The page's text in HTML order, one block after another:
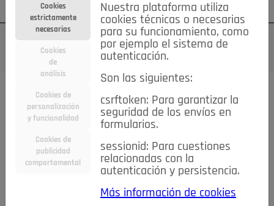
Su cuenta Regístrese ¿Olvidó su contraseña?
Cookies
estrictamente
necesarias
Cookies
de
análisis
Cookies de
personalización
y funcionalidad
Cookies de
publicidad
comportamental
Nuestra plataforma utiliza
cookies técnicas o necesarias
para su funcionamiento, como
por ejemplo el sistema de
autenticación.
Son las siguientes:
csrftoken: Para garantizar la
seguridad de los envíos en
formularios.
sessionid: Para cuestiones
relacionadas con la
autenticación y persistencia.
Más información de cookies